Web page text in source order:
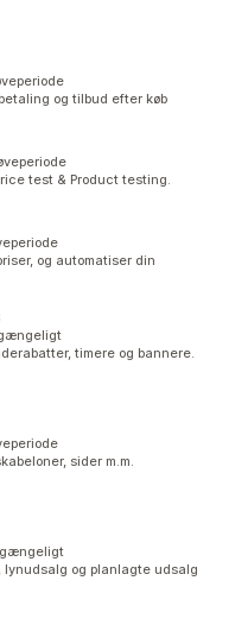
og tilbud efter køb
test & Product testing.
og automatiser din
timere og bannere.
sider m.m.
lynudsalg og planlagte udsalg